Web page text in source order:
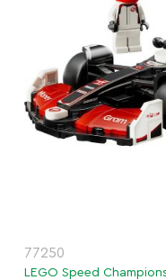
77250
LEGO Speed